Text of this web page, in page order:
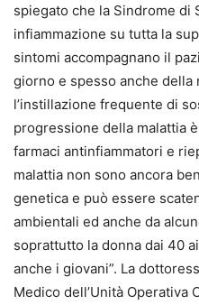
spiegato che la Sindrome di
infiammazione su tutta la
sintomi accompagnano il
giorno e spesso anche
l’instillazione frequente di
progressione della malattia
farmaci antinfiammatori e
malattia non sono ancora
genetica e può essere
ambientali ed anche da
soprattutto la donna dai 40
anche i giovani”. La
Medico dell’Unità Operativa